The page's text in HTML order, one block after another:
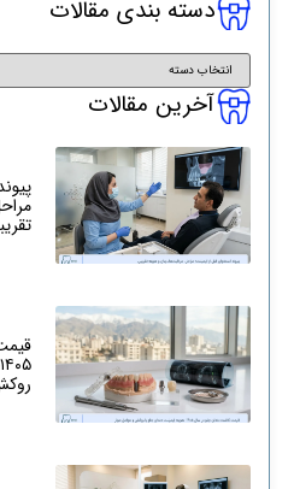
دسته بندی مقالات
آخرین مقالات